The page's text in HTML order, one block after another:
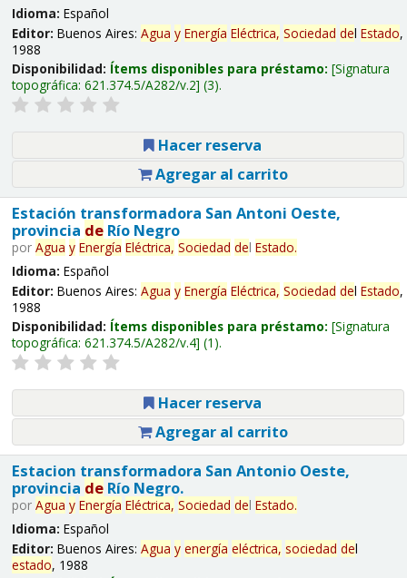
Idioma: Español
Editor: Buenos Aires: Agua y Energía Eléctrica, Sociedad del Estado,
1988
Disponibilidad: Ítems disponibles para préstamo: Signatura
topográfica: 621.374.5/A282/v.2 (3).
Hacer reserva
Agregar al carrito
Estación transformadora San Antoni Oeste,
provincia deRío Negro
por Agua y Energía Eléctrica, Sociedad del Estado.
Idioma: Español
Editor: Buenos Aires: Agua y Energía Eléctrica, Sociedad del Estado,
1988
Disponibilidad: Ítems disponibles para préstamo: Signatura
topográfica: 621.374.5/A282/v.4 (1).
Hacer reserva
Agregar al carrito
Estacion transformadora San Antonio Oeste,
provincia deRío Negro.
por Agua y Energía Eléctrica, Sociedad del Estado.
Idioma: Español
Editor: Buenos Aires: Agua y energía eléctrica, sociedad del
estado, 1988